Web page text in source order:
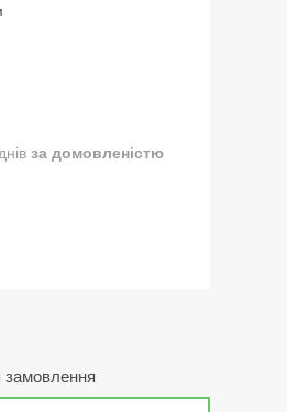
за домовленістю
замовлення